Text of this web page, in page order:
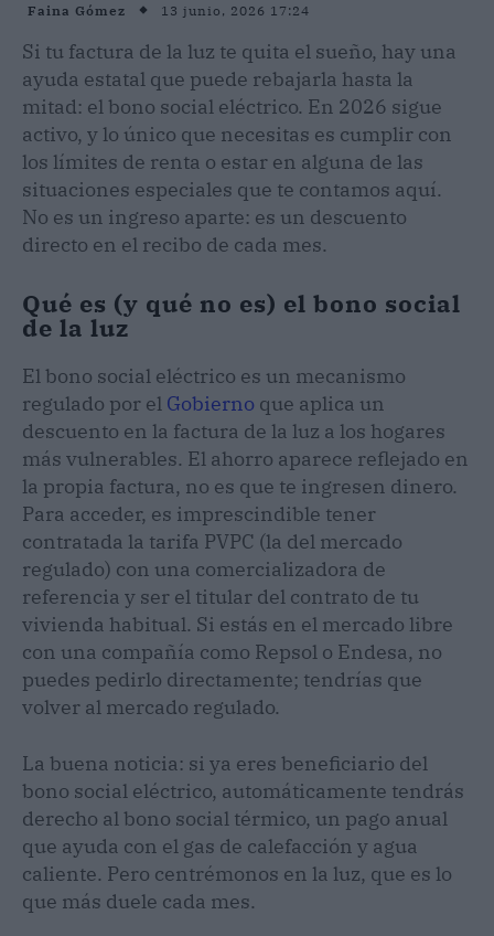
Faina Gómez 13 junio, 2026 17:24
Si tu factura de la luz te quita el sueño, hay una
ayuda estatal que puede rebajarla hasta la
mitad: el bono social eléctrico. En 2026 sigue
activo, y lo único que necesitas es cumplir con
los límites de renta o estar en alguna de las
situaciones especiales que te contamos aquí.
No es un ingreso aparte: es un descuento
directo en el recibo de cada mes.
Qué es (y qué no es) el bono social
de la luz
El bono social eléctrico es un mecanismo
regulado por el Gobierno que aplica un
descuento en la factura de la luz a los hogares
más vulnerables. El ahorro aparece reflejado en
la propia factura, no es que te ingresen dinero.
Para acceder, es imprescindible tener
contratada la tarifa PVPC (la del mercado
regulado) con una comercializadora de
referencia y ser el titular del contrato de tu
vivienda habitual. Si estás en el mercado libre
con una compañía como Repsol o Endesa, no
puedes pedirlo directamente; tendrías que
volver al mercado regulado.
La buena noticia: si ya eres beneficiario del
bono social eléctrico, automáticamente tendrás
derecho al bono social térmico, un pago anual
que ayuda con el gas de calefacción y agua
caliente. Pero centrémonos en la luz, que es lo
que más duele cada mes.